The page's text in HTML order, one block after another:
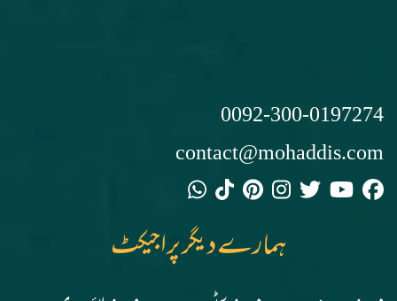
0092-300-0197274
contact@mohaddis.com
ہمارے دیگر پراجیکٹ